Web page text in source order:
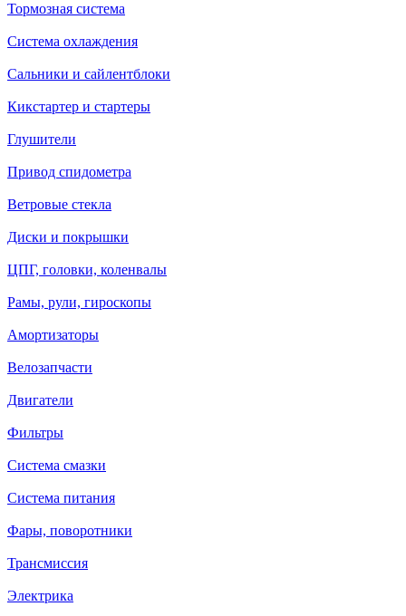
Тормозная система
Система охлаждения
Сальники и сайлентблоки
Кикстартер и стартеры
Глушители
Привод спидометра
Ветровые стекла
Диски и покрышки
ЦПГ, головки, коленвалы
Рамы, рули, гироскопы
Амортизаторы
Велозапчасти
Двигатели
Фильтры
Система смазки
Система питания
Фары, поворотники
Трансмиссия
Электрика